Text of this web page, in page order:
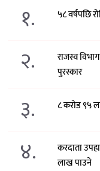
१. ५८ वर्षपछि
२.
राजस्व
पुरस्कार
३. ८ करोड ९५
४.
करदाता
लाख पाउने